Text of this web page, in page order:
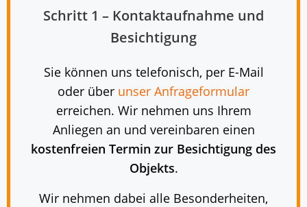
Schritt 1 – Kontaktaufnahme und
Besichtigung
Sie können uns telefonisch, per E-Mail
oder über unser Anfrageformular
erreichen. Wir nehmen uns Ihrem
Anliegen an und vereinbaren einen
kostenfreien Termin zur Besichtigung des
Objekts.
Wir nehmen dabei alle Besonderheiten,